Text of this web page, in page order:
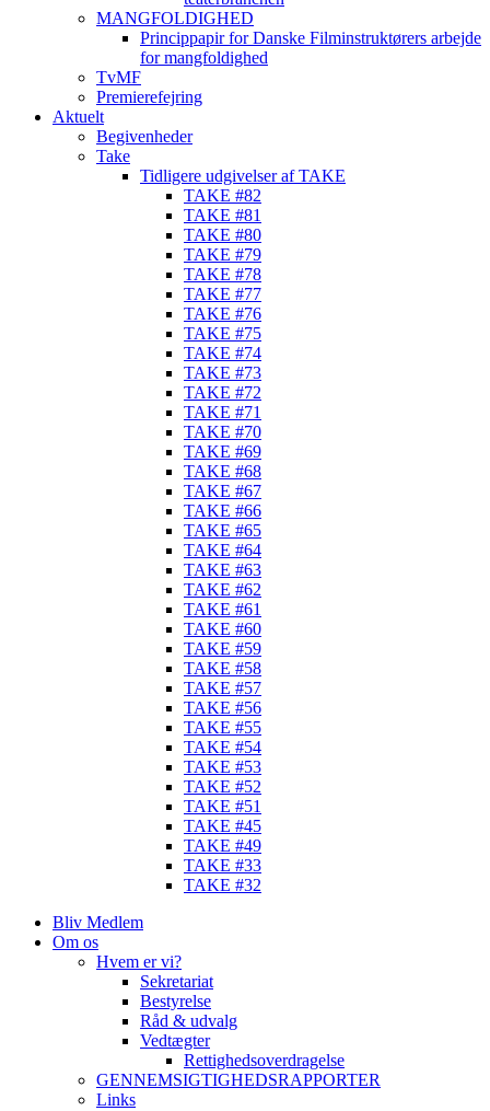
MANGFOLDIGHED
Princippapir for Danske Filminstruktørers arbejde
for mangfoldighed
TvMF
Premierefejring
Aktuelt
Begivenheder
Take
Tidligere udgivelser af TAKE
TAKE #82
TAKE #81
TAKE #80
TAKE #79
TAKE #78
TAKE #77
TAKE #76
TAKE #75
TAKE #74
TAKE #73
TAKE #72
TAKE #71
TAKE #70
TAKE #69
TAKE #68
TAKE #67
TAKE #66
TAKE #65
TAKE #64
TAKE #63
TAKE #62
TAKE #61
TAKE #60
TAKE #59
TAKE #58
TAKE #57
TAKE #56
TAKE #55
TAKE #54
TAKE #53
TAKE #52
TAKE #51
TAKE #45
TAKE #49
TAKE #33
TAKE #32
Bliv Medlem
Om os
Hvem er vi?
Sekretariat
Bestyrelse
Råd & udvalg
Vedtægter
Rettighedsoverdragelse
GENNEMSIGTIGHEDSRAPPORTER
Links